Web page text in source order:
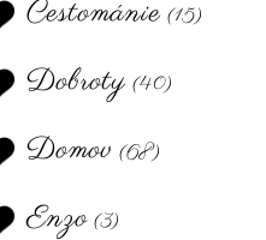
Cestománie (15)
Dobroty (40)
Domov (68)
Enzo (3)